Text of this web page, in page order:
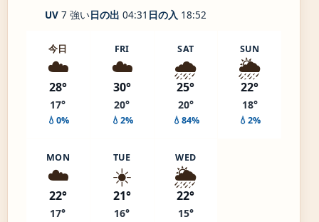
UV 7 強い日の出 04:31 日の入 18:52
今日
☁️
28°
17°
💧0%
FRI
☁️
30°
20°
💧2%
SAT
🌧️
25°
20°
💧84%
SUN
🌦️
22°
18°
💧2%
MON
☁️
22°
17°
TUE
☀️
21°
16°
WED
🌦️
22°
15°